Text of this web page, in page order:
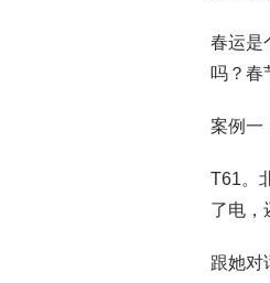
春运是
吗？春
案例一
T61。
了电，
跟她对